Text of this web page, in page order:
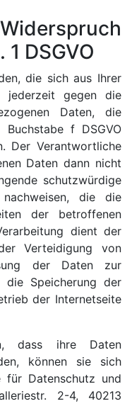
DSGVO
die sich aus Ihrer
jederzeit gegen die
Daten, die
f DSGVO
Der Verantwortliche
Daten dann nicht
schutzwürdige
die die
der betroffenen
dient der
Verteidigung von
der Daten zur
die Speicherung der
der Internetseite
dass ihre Daten
können sie sich
für Datenschutz und
2-4, 40213